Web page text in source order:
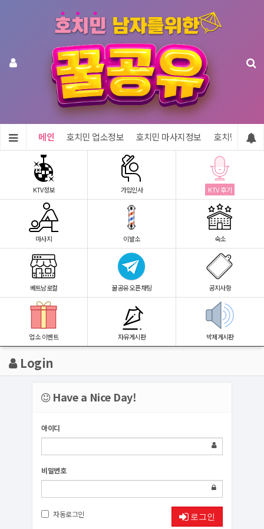
메인 호치민 업소정보 호치민 마사지정보 호치민 숙소
KTV정보 가입인사 KTV 후기
마사지 이발소 숙소
베트남로컬 꿀공유 오픈채팅 공지사항
업소 이벤트 자유게시판 박제게시판
Login
Have a Nice Day!
아이디
비밀번호
자동로그인 로그인